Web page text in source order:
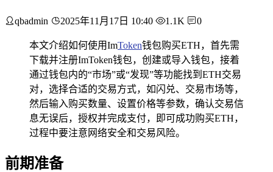
qbadmin 2025年11月17日 10:40 1.1K 0
本文介绍如何使用ImToken钱包购买ETH，首先需
下载并注册ImToken钱包，创建或导入钱包，接着
通过钱包内的“市场”或“发现”等功能找到ETH交易
对，选择合适的交易方式，如闪兑、交易市场等，
然后输入购买数量、设置价格等参数，确认交易信
息无误后，授权并完成支付，即可成功购买ETH，
过程中要注意网络安全和交易风险。
前期准备